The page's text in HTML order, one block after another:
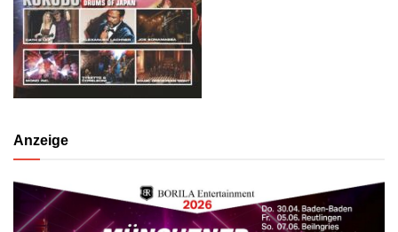
Anzeige